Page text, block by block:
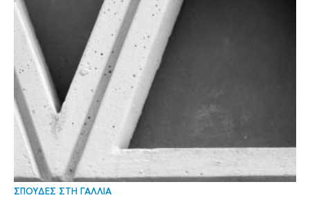
ΣΠΟΥΔΕΣ ΣΤΗ ΓΑΛΛΙΑ